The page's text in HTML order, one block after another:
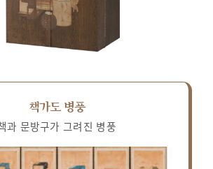
책가도 병풍
과 문방구가 그려진 병풍